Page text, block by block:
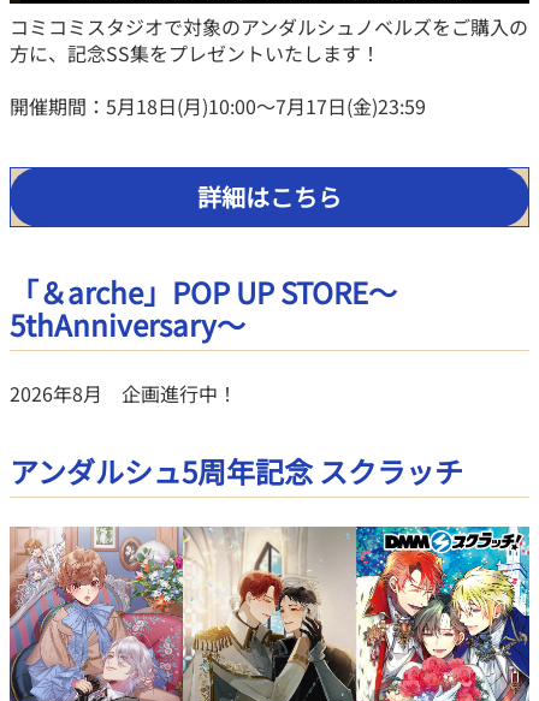
コミコミスタジオで対象のアンダルシュノベルズをご購入の
方に、記念SS集をプレゼントいたします！
開催期間：5月18日(月)10:00～7月17日(金)23:59
詳細はこちら
「＆arche」POP UP STORE～
5thAnniversary～
2026年8月 企画進行中！
アンダルシュ5周年記念 スクラッチ